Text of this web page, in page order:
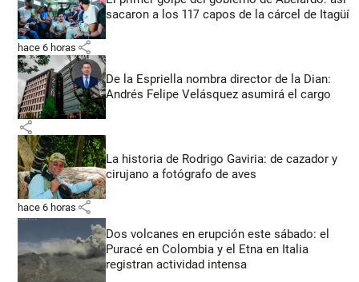
sacaron a los 117 capos de la cárcel de Itagüí
hace 6 horas share
De la Espriella nombra director de la Dian:
Andrés Felipe Velásquez asumirá el cargo
share
La historia de Rodrigo Gaviria: de cazador y
cirujano a fotógrafo de aves
hace 6 horas share
Dos volcanes en erupción este sábado: el
Puracé en Colombia y el Etna en Italia
registran actividad intensa